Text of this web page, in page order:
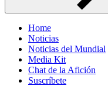
Home
Noticias
Noticias del Mundial
Media Kit
Chat de la Afición
Suscríbete